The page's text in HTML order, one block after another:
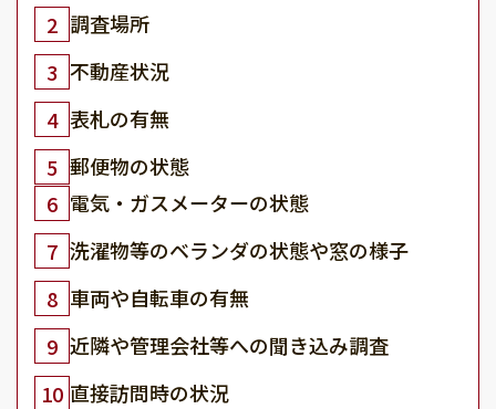
2 調査場所
3 不動産状況
4 表札の有無
5 郵便物の状態
6 電気・ガスメーターの状態
7 洗濯物等のベランダの状態や窓の様子
8 車両や自転車の有無
9 近隣や管理会社等への聞き込み調査
10 直接訪問時の状況